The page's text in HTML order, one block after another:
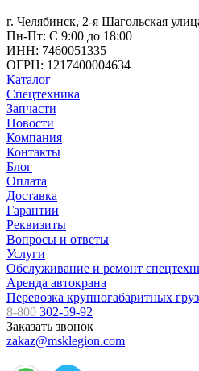
г. Челябинск, 2-я Шагольская
Пн-Пт: С 9:00 до 18:00
ИНН: 7460051335
ОГРН: 1217400004634
Каталог
Спецтехника
Запчасти
Новости
Компания
Контакты
Блог
Оплата
Доставка
Гарантии
Реквизиты
Вопросы и ответы
Услуги
Обслуживание и ремонт
Аренда автокрана
Перевозка крупногабаритных
8-800 302-59-92
Заказать звонок
zakaz@msklegion.com